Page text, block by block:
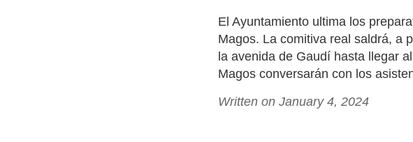
El Ayuntamiento ultima los
Magos. La comitiva real saldrá, a
la avenida de Gaudí hasta llegar
Magos conversarán con los
Written on January 4, 2024